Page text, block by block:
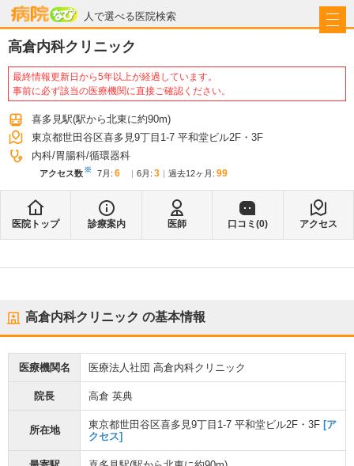
人で選べる医院検索
病院なび
高倉内科クリニック
最終情報更新日から5年以上が経過しています。
事前に必ず該当の医療機関に直接ご確認ください。
喜多見駅(駅から北東に約90m)
東京都世田谷区喜多見9丁目1-7 平和堂ビル2F・3F
内科 胃腸科 循環器科
アクセス数※ 7月 : 6 6月 : 3 過去12ヶ月: 99
医院トップ 診療案内 医師 口コミ(0) アクセス
高倉内科クリニック の基本情報
医療機関名 医療法人社団 高倉内科クリニック
院長 高倉 英典
所在地 東京都世田谷区喜多見9丁目1-7 平和堂ビル2F・3F [ア
クセス]